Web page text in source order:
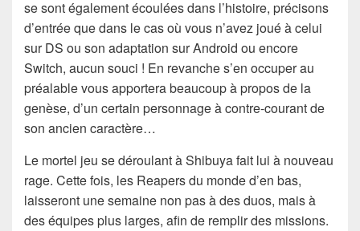
se sont également écoulées dans l’histoire, précisons
d’entrée que dans le cas où vous n’avez joué à celui
sur DS ou son adaptation sur Android ou encore
Switch, aucun souci ! En revanche s’en occuper au
préalable vous apportera beaucoup à propos de la
genèse, d’un certain personnage à contre-courant de
son ancien caractère…
Le mortel jeu se déroulant à Shibuya fait lui à nouveau
rage. Cette fois, les Reapers du monde d’en bas,
laisseront une semaine non pas à des duos, mais à
des équipes plus larges, afin de remplir des missions.